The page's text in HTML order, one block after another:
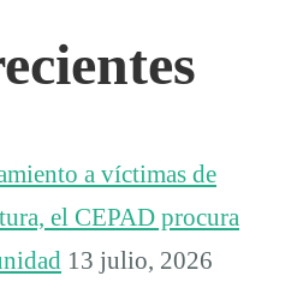
a víctimas de
el CEPAD procura
13 julio, 2026